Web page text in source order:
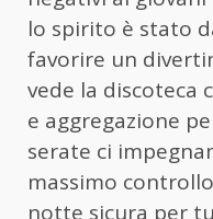
lo spirito è stato
favorire un
vede la discoteca
e aggregazione
serate ci
massimo
notte sicura per